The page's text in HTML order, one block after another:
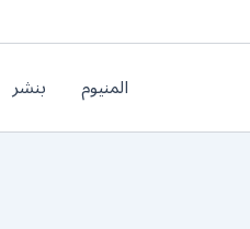
المنيوم بنشر